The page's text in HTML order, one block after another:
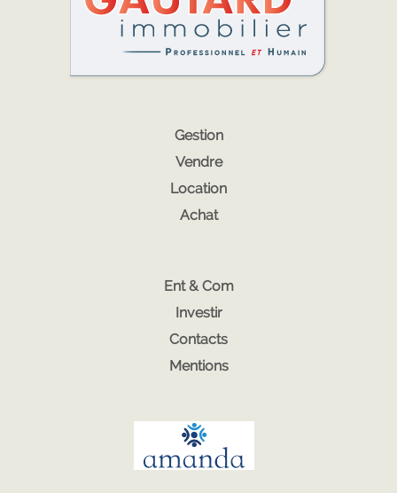
Gestion
Vendre
Location
Achat
Ent & Com
Investir
Contacts
Mentions